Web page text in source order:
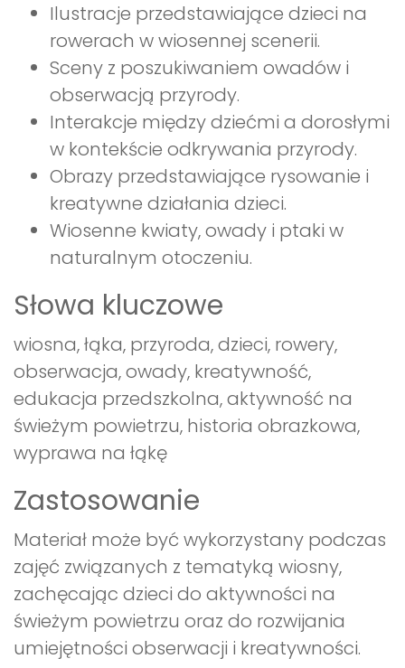
Ilustracje przedstawiające dzieci na
rowerach w wiosennej scenerii.
Sceny z poszukiwaniem owadów i
obserwacją przyrody.
Interakcje między dziećmi a dorosłymi
w kontekście odkrywania przyrody.
Obrazy przedstawiające rysowanie i
kreatywne działania dzieci.
Wiosenne kwiaty, owady i ptaki w
naturalnym otoczeniu.
Słowa kluczowe
wiosna, łąka, przyroda, dzieci, rowery,
obserwacja, owady, kreatywność,
edukacja przedszkolna, aktywność na
świeżym powietrzu, historia obrazkowa,
wyprawa na łąkę
Zastosowanie
Materiał może być wykorzystany podczas
zajęć związanych z tematyką wiosny,
zachęcając dzieci do aktywności na
świeżym powietrzu oraz do rozwijania
umiejętności obserwacji i kreatywności.